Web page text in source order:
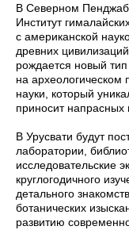
В Северном
Институт
с американской
древних
рождается новый
на археологическом
науки, который
приносит напрасных
В Урусвати будут
лаборатории,
исследовательские
круглогодичного
детального
ботанических
развитию